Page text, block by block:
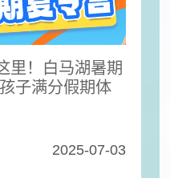
里！白马湖暑期
子满分假期体
2025-07-03